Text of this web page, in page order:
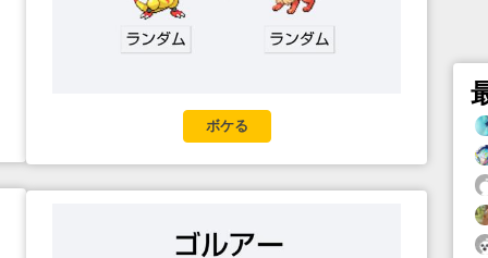
ボケる